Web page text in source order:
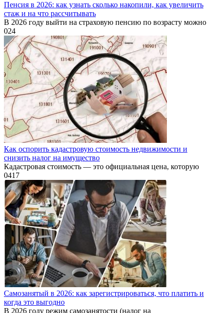
Пенсия в 2026: как узнать сколько накопили, как увеличить
стаж и на что рассчитывать
В 2026 году выйти на страховую пенсию по возрасту можно
024
Как оспорить кадастровую стоимость недвижимости и
снизить налог на имущество
Кадастровая стоимость — это официальная цена, которую
0417
Самозанятый в 2026: как зарегистрироваться, что платить и
когда это выгодно
В 2026 году режим самозанятости (налог на